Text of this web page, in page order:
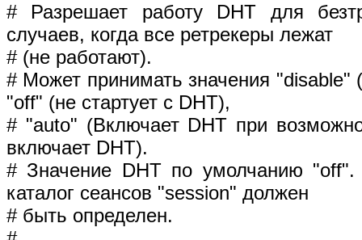
# Разрешает работу DHT для
случаев, когда все ретрекеры лежат
# (не работают).
# Может принимать значения "disable"
"off" (не стартует с DHT),
# "auto" (Включает DHT при
включает DHT).
# Значение DHT по умолчанию
каталог сеансов "session" должен
# быть определен.